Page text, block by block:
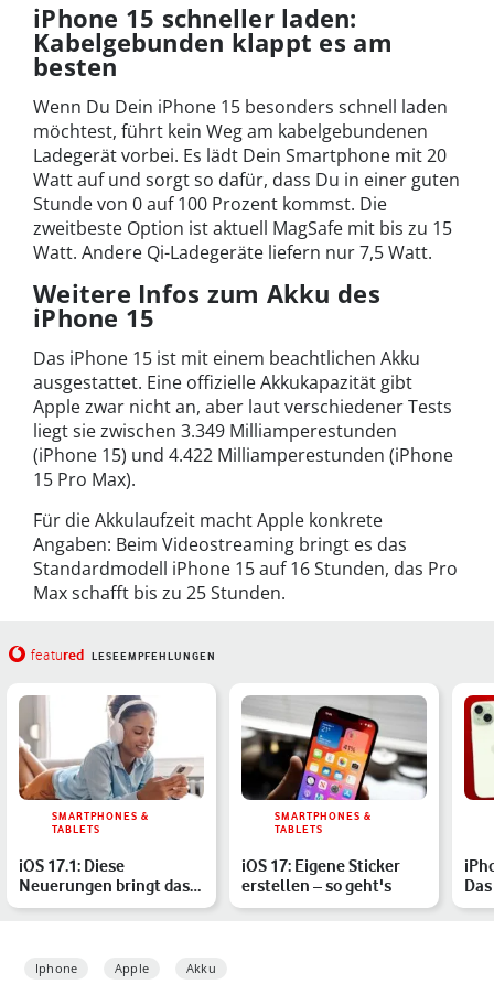
iPhone 15 schneller laden:
Kabelgebunden klappt es am
besten
Wenn Du Dein iPhone 15 besonders schnell laden
möchtest, führt kein Weg am kabelgebundenen
Ladegerät vorbei. Es lädt Dein Smartphone mit 20
Watt auf und sorgt so dafür, dass Du in einer guten
Stunde von 0 auf 100 Prozent kommst. Die
zweitbeste Option ist aktuell MagSafe mit bis zu 15
Watt. Andere Qi-Ladegeräte liefern nur 7,5 Watt.
Weitere Infos zum Akku des
iPhone 15
Das iPhone 15 ist mit einem beachtlichen Akku
ausgestattet. Eine offizielle Akkukapazität gibt
Apple zwar nicht an, aber laut verschiedener Tests
liegt sie zwischen 3.349 Milliamperestunden
(iPhone 15) und 4.422 Milliamperestunden (iPhone
15 Pro Max).
Für die Akkulaufzeit macht Apple konkrete
Angaben: Beim Videostreaming bringt es das
Standardmodell iPhone 15 auf 16 Stunden, das Pro
Max schafft bis zu 25 Stunden.
featured LESEEMPFEHLUNGEN
SMARTPHONES &
TABLETS
iOS 17.1: Diese
Neuerungen bringt das
Update auf Dein iPhone
SMARTPHONES &
TABLETS
iOS 17: Eigene Sticker
erstellen – so geht's
Iphone Apple Akku